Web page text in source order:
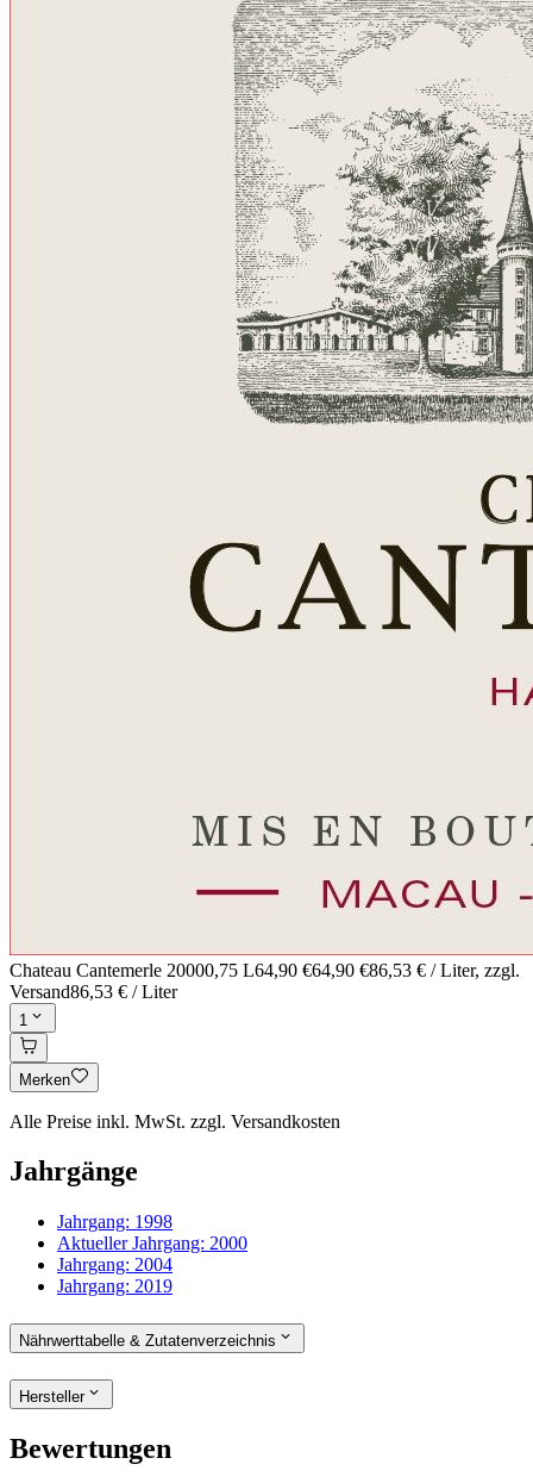
Chateau Cantemerle 20000,75 L64,90 €64,90 €86,53 € / Liter, zzgl.
Versand86,53 € / Liter
1
Merken
Alle Preise inkl. MwSt. zzgl. Versandkosten
Jahrgänge
Jahrgang: 1998
Aktueller Jahrgang: 2000
Jahrgang: 2004
Jahrgang: 2019
Nährwerttabelle & Zutatenverzeichnis
Hersteller
Bewertungen